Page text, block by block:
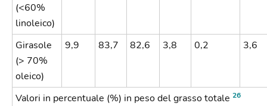
(<60%
linoleico)
Girasole
(> 70%
oleico)
9,9 83,7 82,6 3,8 0,2 3,6
Valori in percentuale (%) in peso del grasso totale 26